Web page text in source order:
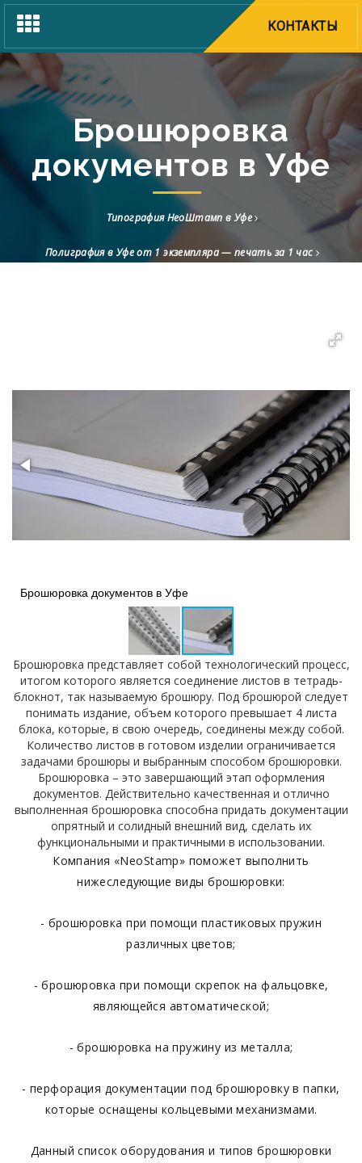
Toggle
navigation
КОНТАКТЫ
Брошюровка
документов в Уфе
Типография НеоШтамп в Уфе
Полиграфия в Уфе от 1 экземпляра — печать за 1 час
Брошюровка документов в Уфе
Брошюровка представляет собой технологический процесс,
итогом которого является соединение листов в тетрадь-
блокнот, так называемую брошюру. Под брошюрой следует
понимать издание, объем которого превышает 4 листа
блока, которые, в свою очередь, соединены между собой.
Количество листов в готовом изделии ограничивается
задачами брошюры и выбранным способом брошюровки.
Брошюровка – это завершающий этап оформления
документов. Действительно качественная и отлично
выполненная брошюровка способна придать документации
опрятный и солидный внешний вид, сделать их
функциональными и практичными в использовании.
Компания «NeoStamp» поможет выполнить
нижеследующие виды брошюровки:
- брошюровка при помощи пластиковых пружин
различных цветов;
- брошюровка при помощи скрепок на фальцовке,
являющейся автоматической;
- брошюровка на пружину из металла;
- перфорация документации под брошюровку в папки,
которые оснащены кольцевыми механизмами.
Данный список оборудования и типов брошюровки